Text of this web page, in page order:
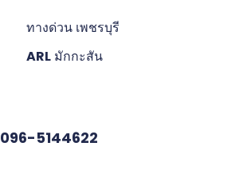
ทางด่วน เพชรบุรี
ARL มักกะสัน
096-5144622